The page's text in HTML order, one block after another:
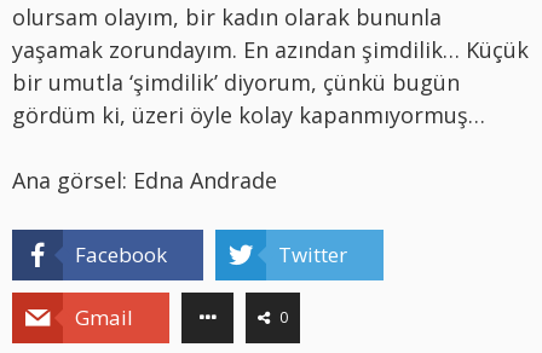
olursam olayım, bir kadın olarak bununla
yaşamak zorundayım. En azından şimdilik… Küçük
bir umutla ‘şimdilik’ diyorum, çünkü bugün
gördüm ki, üzeri öyle kolay kapanmıyormuş…
Ana görsel: Edna Andrade
Facebook Twitter
Gmail 0